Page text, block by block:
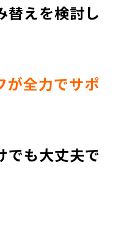
替えを検討し
が全力でサポ
でも大丈夫で